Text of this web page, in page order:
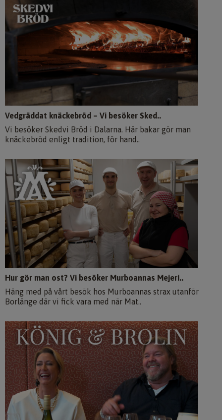
Vedgräddat knäckebröd – Vi besöker Sked..
Vi besöker Skedvi Bröd i Dalarna. Här bakar gör man
knäckebröd enligt tradition, för hand..
Hur gör man ost? Vi besöker Murboannas Mejeri..
Häng med på vårt besök hos Murboannas strax utanför
Borlänge där vi fick vara med när Mat..